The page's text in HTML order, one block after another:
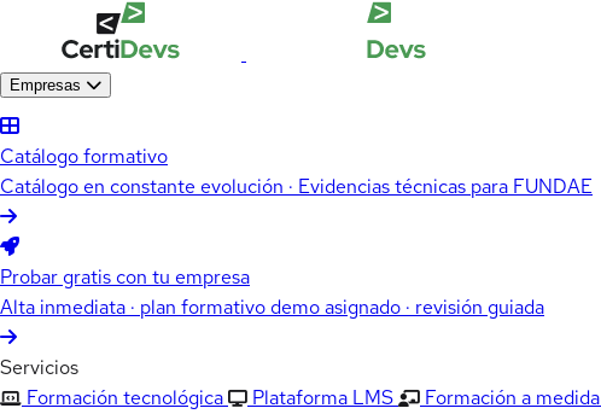
Empresas
Catálogo formativo
Catálogo en constante evolución · Evidencias técnicas para FUNDAE
Probar gratis con tu empresa
Alta inmediata · plan formativo demo asignado · revisión guiada
Servicios
Formación tecnológica
Plataforma LMS Formación a medida